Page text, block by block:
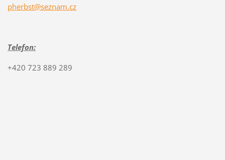
pherbst@seznam.cz
Telefon:
+420 723 889 289